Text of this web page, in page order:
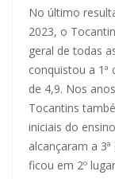
No último
2023, o
geral de todas
conquistou a 1ª
de 4,9. Nos
Tocantins
iniciais do
alcançaram a
ficou em 2º